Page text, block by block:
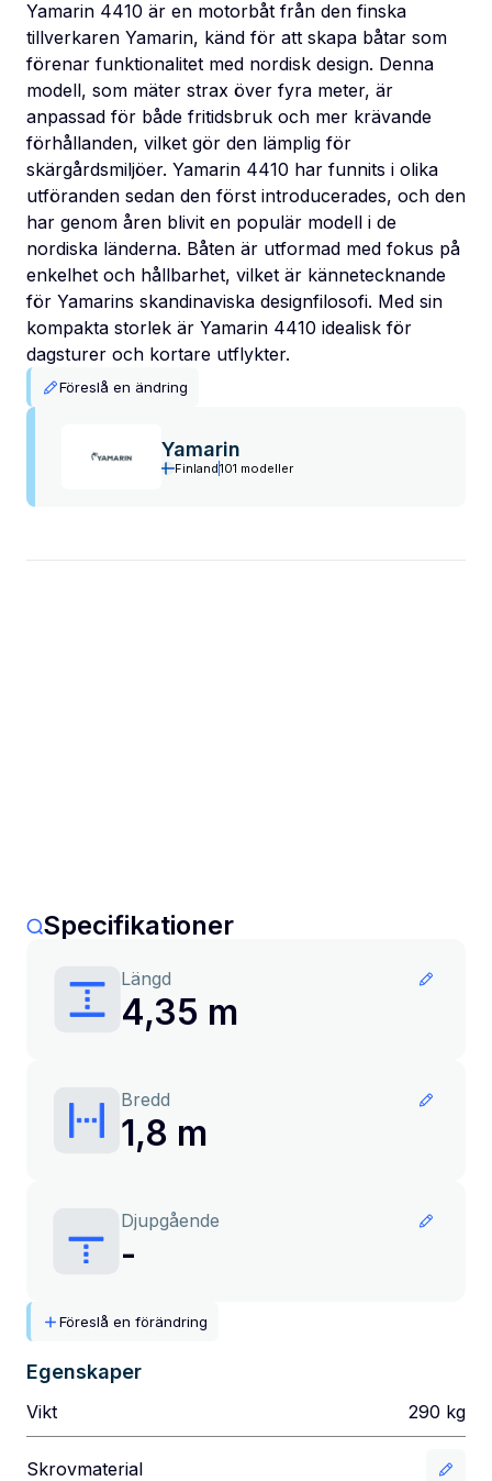
Yamarin 4410 är en motorbåt från den finska
tillverkaren Yamarin, känd för att skapa båtar som
förenar funktionalitet med nordisk design. Denna
modell, som mäter strax över fyra meter, är
anpassad för både fritidsbruk och mer krävande
förhållanden, vilket gör den lämplig för
skärgårdsmiljöer. Yamarin 4410 har funnits i olika
utföranden sedan den först introducerades, och den
har genom åren blivit en populär modell i de
nordiska länderna. Båten är utformad med fokus på
enkelhet och hållbarhet, vilket är kännetecknande
för Yamarins skandinaviska designfilosofi. Med sin
kompakta storlek är Yamarin 4410 idealisk för
dagsturer och kortare utflykter.
Föreslå en ändring
Yamarin
Finland101 modeller
Specifikationer
Längd
4,35 m
Bredd
1,8 m
Djupgående
-
Föreslå en förändring
Egenskaper
Vikt 290 kg
Skrovmaterial